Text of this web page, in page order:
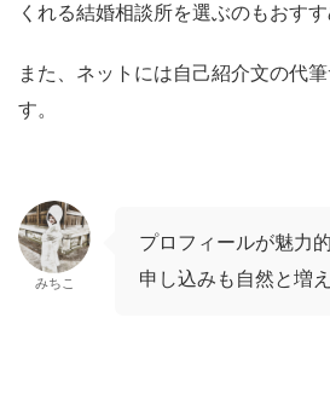
くれる結婚相談所を選ぶのもおすす
また、ネットには自己紹介文の代
す。
みちこ
プロフィールが魅力
申し込みも自然と増え